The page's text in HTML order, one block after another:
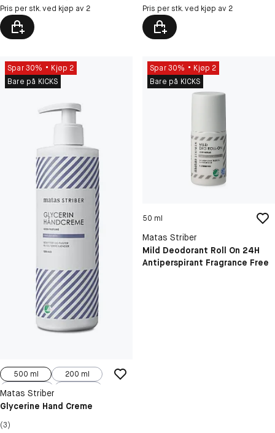
Pris per stk. ved kjøp av 2 Pris per stk. ved kjøp av 2
Spar 30%
Kjøp 2
Bare på KICKS
500 ml
200 ml
100 ml
Matas Striber
Glycerine Hand Creme
(3)
Spar 30%
Kjøp 2
Bare på KICKS
50 ml
Matas Striber
Mild Deodorant Roll On 24H
Antiperspirant Fragrance Free